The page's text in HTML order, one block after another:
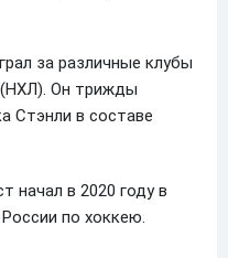
за различные клубы
(НХЛ). Он трижды
Стэнли в составе
начал в 2020 году в
по хоккею.